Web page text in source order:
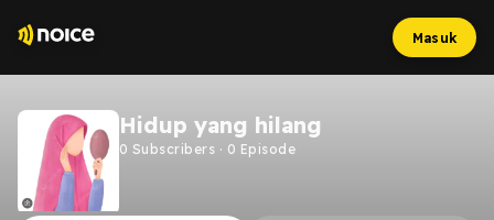
Masuk
Hidup yang hilang
0 Subscribers · 0 Episode